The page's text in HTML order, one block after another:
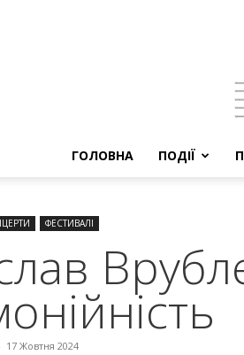
ГОЛОВНА ПОДІЇ
ФЕСТИВАЛІ
17 Жовтня 2024